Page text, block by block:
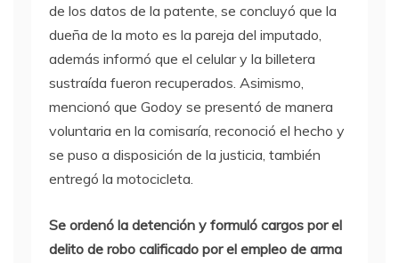
de los datos de la patente, se concluyó que la
dueña de la moto es la pareja del imputado,
además informó que el celular y la billetera
sustraída fueron recuperados. Asimismo,
mencionó que Godoy se presentó de manera
voluntaria en la comisaría, reconoció el hecho y
se puso a disposición de la justicia, también
entregó la motocicleta.
Se ordenó la detención y formuló cargos por el
delito de robo calificado por el empleo de arma